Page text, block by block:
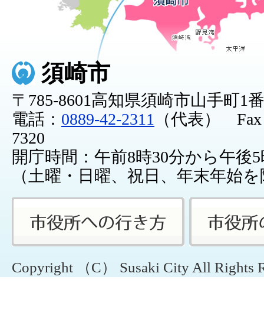
須崎市
〒785-8601高知県須崎市山手町1
電話： 0889-42-2311
（代表） Fax
7320
開庁時間：午前8時30分から午後
（土曜・日曜、祝日、年末年始
Copyright （C） Susaki City All Rights